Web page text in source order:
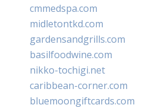
cmmedspa.com
midletontkd.com
gardensandgrills.com
basilfoodwine.com
nikko-tochigi.net
caribbean-corner.com
bluemoongiftcards.com